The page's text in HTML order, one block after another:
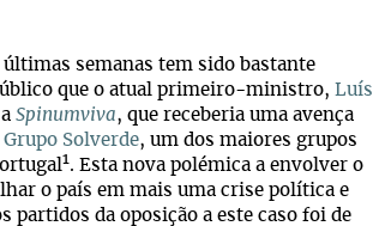
semanas tem sido bastante
que o atual primeiro-ministro, Luís
Spinumviva, que receberia uma avença
Grupo Solverde, um dos maiores grupos
1. Esta nova polémica a envolver o
o país em mais uma crise política e
partidos da oposição a este caso foi de